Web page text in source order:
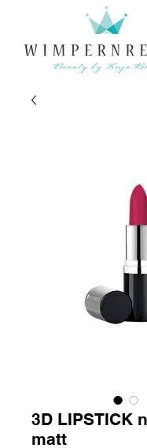
3D LIPSTICK
matt